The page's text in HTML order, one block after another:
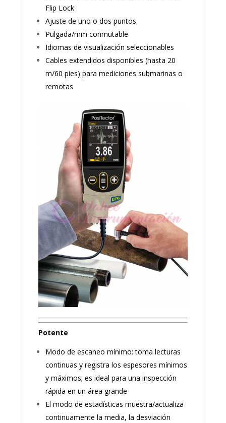
Flip Lock
Ajuste de uno o dos puntos
Pulgada/mm conmutable
Idiomas de visualización seleccionables
Cables extendidos disponibles (hasta 20
m/60 pies) para mediciones submarinas o
remotas
Potente
Modo de escaneo mínimo: toma lecturas
continuas y registra los espesores mínimos
y máximos; es ideal para una inspección
rápida en un área grande
El modo de estadísticas muestra/actualiza
continuamente la media, la desviación